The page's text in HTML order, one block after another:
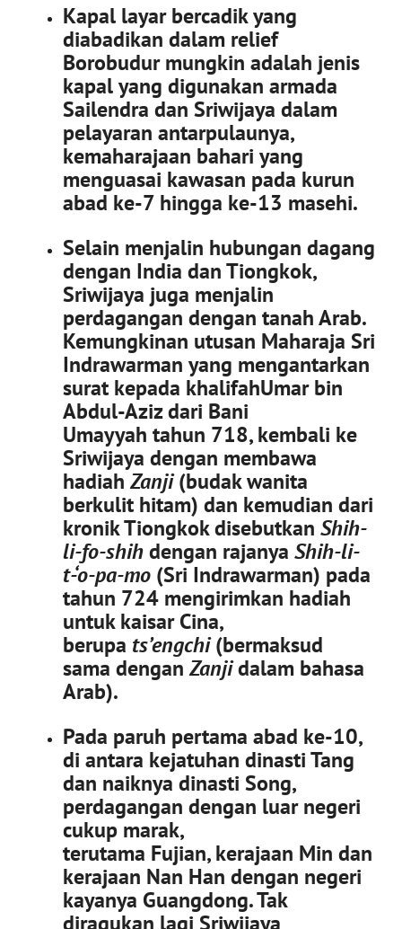
Kapal layar bercadik yang
diabadikan dalam relief
Borobudur mungkin adalah jenis
kapal yang digunakan armada
Sailendra dan Sriwijaya dalam
pelayaran antarpulaunya,
kemaharajaan bahari yang
menguasai kawasan pada kurun
abad ke-7 hingga ke-13 masehi.
Selain menjalin hubungan dagang
dengan India dan Tiongkok,
Sriwijaya juga menjalin
perdagangan dengan tanah Arab.
Kemungkinan utusan Maharaja Sri
Indrawarman yang mengantarkan
surat kepada khalifahUmar bin
Abdul-Aziz dari Bani
Umayyah tahun 718, kembali ke
Sriwijaya dengan membawa
hadiahZanji(budak wanita
berkulit hitam) dan kemudian dari
kronik Tiongkok disebutkan Shih-
li-fo-shihdengan rajanya Shih-li-
t-‘o-pa-mo (Sri Indrawarman) pada
tahun 724 mengirimkan hadiah
untuk kaisar Cina,
berupa ts’engchi(bermaksud
sama denganZanjidalam bahasa
Arab).
Pada paruh pertama abad ke-10,
di antara kejatuhan dinasti Tang
dan naiknya dinasti Song,
perdagangan dengan luar negeri
cukup marak,
terutama Fujian, kerajaan Min dan
kerajaan Nan Han dengan negeri
kayanya Guangdong. Tak
diragukan lagi Sriwijaya